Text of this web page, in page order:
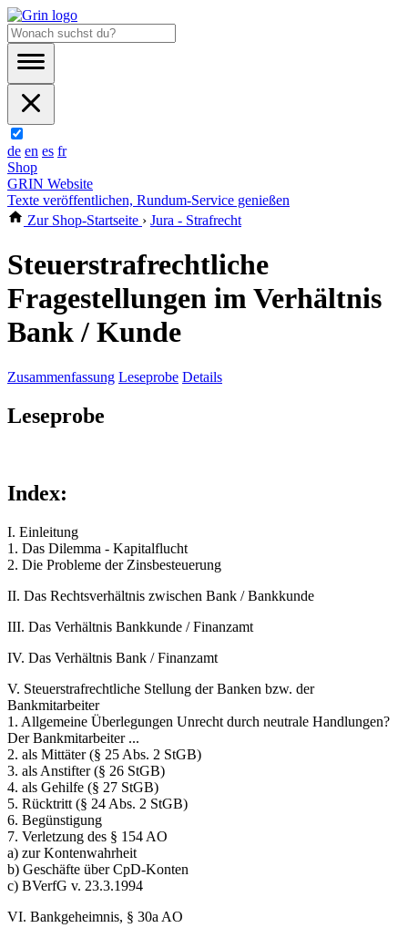
de en es fr
Shop
GRIN Website
Texte veröffentlichen, Rundum-Service genießen
Zur Shop-Startseite › Jura - Strafrecht
Steuerstrafrechtliche
Fragestellungen im Verhältnis
Bank / Kunde
Zusammenfassung Leseprobe Details
Leseprobe
Index:
I. Einleitung
1. Das Dilemma - Kapitalflucht
2. Die Probleme der Zinsbesteuerung
II. Das Rechtsverhältnis zwischen Bank / Bankkunde
III. Das Verhältnis Bankkunde / Finanzamt
IV. Das Verhältnis Bank / Finanzamt
V. Steuerstrafrechtliche Stellung der Banken bzw. der
Bankmitarbeiter
1. Allgemeine Überlegungen Unrecht durch neutrale Handlungen?
Der Bankmitarbeiter ...
2. als Mittäter (§ 25 Abs. 2 StGB)
3. als Anstifter (§ 26 StGB)
4. als Gehilfe (§ 27 StGB)
5. Rücktritt (§ 24 Abs. 2 StGB)
6. Begünstigung
7. Verletzung des § 154 AO
a) zur Kontenwahrheit
b) Geschäfte über CpD-Konten
c) BVerfG v. 23.3.1994
VI. Bankgeheimnis, § 30a AO